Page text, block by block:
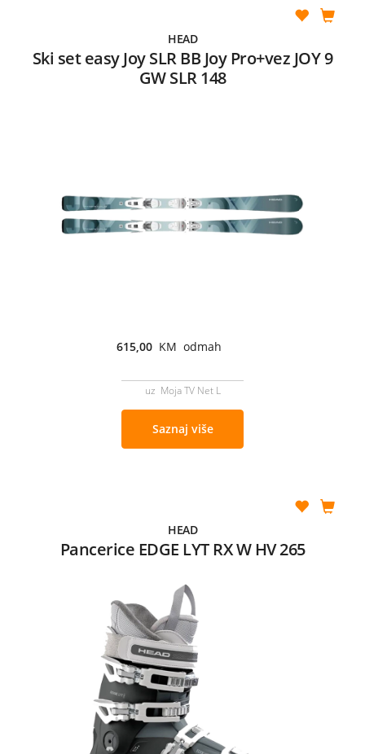
HEAD
Ski set easy Joy SLR BB Joy Pro+vez JOY 9
GW SLR 148
615,00 KM odmah
uz Moja TV Net L
Saznaj više
HEAD
Pancerice EDGE LYT RX W HV 265